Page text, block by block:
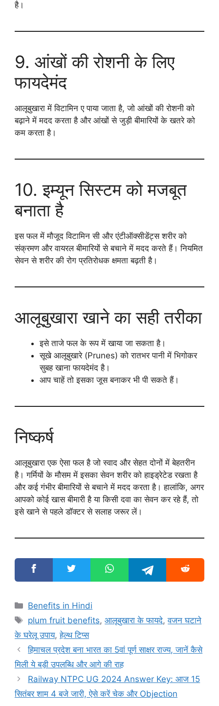
है।
9. आंखों की रोशनी के लिए
फायदेमंद
आलूबुखारा में विटामिन ए पाया जाता है, जो आंखों की रोशनी को
बढ़ाने में मदद करता है और आंखों से जुड़ी बीमारियों के खतरे को
कम करता है।
10. इम्यून सिस्टम को मजबूत
बनाता है
इस फल में मौजूद विटामिन सी और एंटीऑक्सीडेंट्स शरीर को
संक्रमण और वायरल बीमारियों से बचाने में मदद करते हैं। नियमित
सेवन से शरीर की रोग प्रतिरोधक क्षमता बढ़ती है।
आलूबुखारा खाने का सही तरीका
इसे ताजे फल के रूप में खाया जा सकता है।
सूखे आलूबुखारे (Prunes) को रातभर पानी में भिगोकर
सुबह खाना फायदेमंद है।
आप चाहें तो इसका जूस बनाकर भी पी सकते हैं।
निष्कर्ष
आलूबुखारा एक ऐसा फल है जो स्वाद और सेहत दोनों में बेहतरीन
है। गर्मियों के मौसम में इसका सेवन शरीर को हाइड्रेटेड रखता है
और कई गंभीर बीमारियों से बचाने में मदद करता है। हालांकि, अगर
आपको कोई खास बीमारी है या किसी दवा का सेवन कर रहे हैं, तो
इसे खाने से पहले डॉक्टर से सलाह जरूर लें।
Categories
Benefits in Hindi
Tags
plum fruit benefits,आलूबुखारा के फायदे,वजन घटाने
के घरेलू उपाय,हेल्थ टिप्स
हिमाचल प्रदेश बना भारत का 5वां पूर्ण साक्षर राज्य, जानें कैसे
मिली ये बड़ी उपलब्धि और आगे की राह
Railway NTPC UG 2024 Answer Key: आज 15
सितंबर शाम 4 बजे जारी, ऐसे करें चेक और Objection